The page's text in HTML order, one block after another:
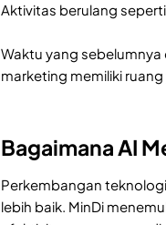
Aktivitas berulang
Waktu yang
marketing memiliki
Bagaimana AI
Perkembangan
lebih baik. MinDi